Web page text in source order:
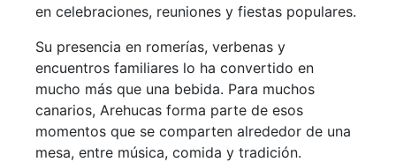
en celebraciones, reuniones y fiestas populares.
Su presencia en romerías, verbenas y
encuentros familiares lo ha convertido en
mucho más que una bebida. Para muchos
canarios, Arehucas forma parte de esos
momentos que se comparten alrededor de una
mesa, entre música, comida y tradición.